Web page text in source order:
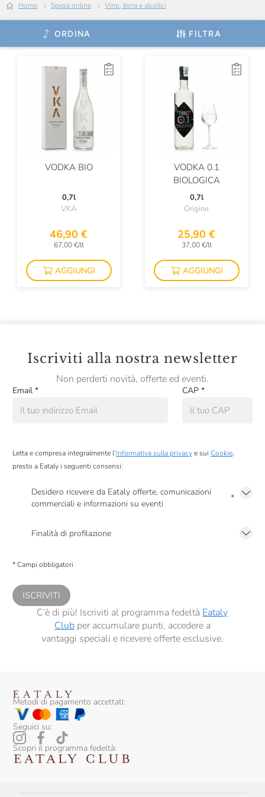
Home Spesa online Vino, birra e alcolici
ORDINA FILTRA
VODKA BIO
0,7l
VKA
46,90 €
67,00 €/lt
AGGIUNGI
VODKA 0.1
BIOLOGICA
0,7l
Origine
25,90 €
37,00 €/lt
AGGIUNGI
Iscriviti alla nostra newsletter
Non perderti novità, offerte ed eventi.
Email * CAP *
Letta e compresa integralmente l’Informativa sulla privacye sui Cookie,
presto a Eataly i seguenti consensi:
Desidero ricevere da Eataly offerte, comunicazioni
commerciali e informazioni su eventi
*
Finalità di profilazione
comunicazioni commerciali personalizzate, in caso di consenso prestato ai
* Campi obbligatori
ISCRIVITI
C’è di più! Iscriviti al programma fedeltà Eataly
Clubper accumulare punti, accedere a
vantaggi speciali e ricevere offerte esclusive.
Metodi di pagamento accettati:
Seguici su:
Scopri il programma fedeltà: